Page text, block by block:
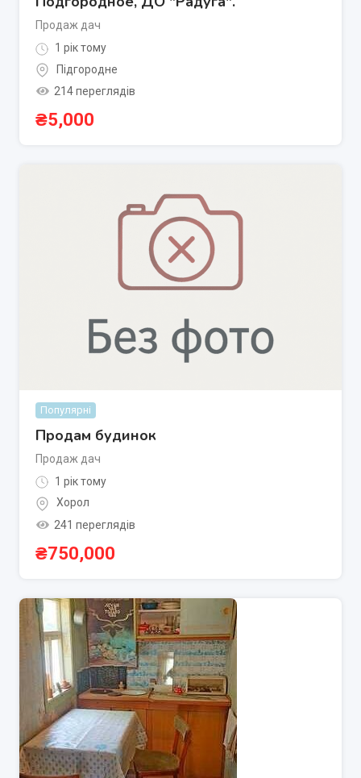
Продаж дач
1 рік тому
Підгородне
214 переглядів
₴5,000
Популярні
Продам будинок
Продаж дач
1 рік тому
Хорол
241 переглядів
₴750,000